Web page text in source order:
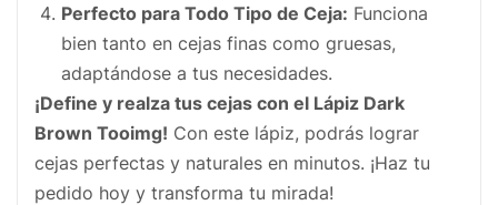
Perfecto para Todo Tipo de Ceja: Funciona
bien tanto en cejas finas como gruesas,
adaptándose a tus necesidades.
¡Define y realza tus cejas con el Lápiz Dark
Brown Tooimg! Con este lápiz, podrás lograr
cejas perfectas y naturales en minutos. ¡Haz tu
pedido hoy y transforma tu mirada!